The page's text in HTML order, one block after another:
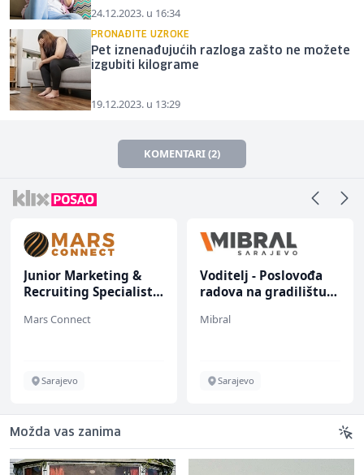
24.12.2023. u 16:34
PRONAĐITE UZROKE
Pet iznenađujućih razloga zašto ne možete
izgubiti kilograme
19.12.2023. u 13:29
KOMENTARI (2)
Junior Marketing &
Recruiting Specialist
Mars Connect
Sarajevo
Voditelj - Poslovođa
radova na gradilištu
Mibral
Sarajevo
Možda vas zanima